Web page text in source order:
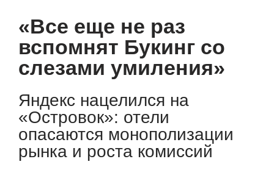
«Все еще не раз
вспомнят Букинг со
слезами умиления»
Яндекс нацелился на
«Островок»: отели
опасаются монополизации
рынка и роста комиссий